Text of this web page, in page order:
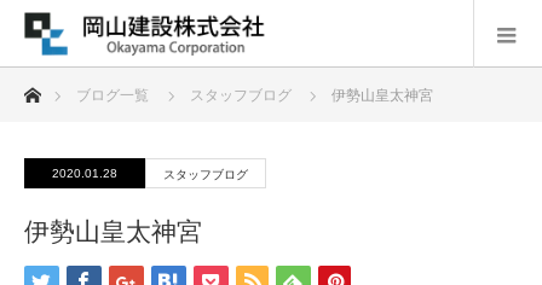
ホームブログ一覧 スタッフブログ 伊勢山皇太神宮
2020.01.28 スタッフブログ
伊勢山皇太神宮